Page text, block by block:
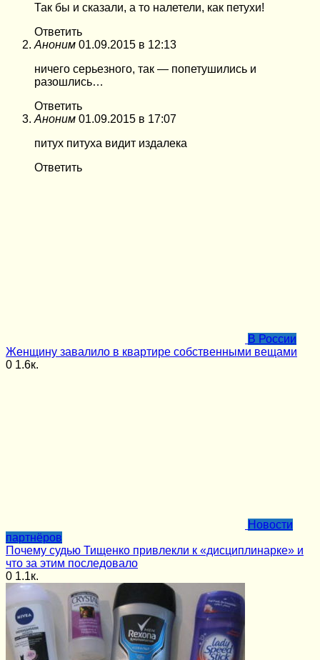
Так бы и сказали, а то налетели, как петухи!
Ответить
Аноним 01.09.2015 в 12:13
ничего серьезного, так — попетушились и
разошлись…
Ответить
Аноним 01.09.2015 в 17:07
питух питуха видит издалека
Ответить
В России
Женщину завалило в квартире собственными вещами
0 1.6к.
Новости
партнёров
Почему судью Тищенко привлекли к «дисциплинарке» и
что за этим последовало
0 1.1к.